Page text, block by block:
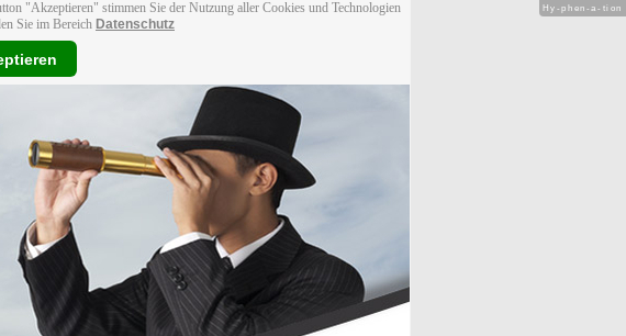
"Akzeptieren" stimmen Sie der Nutzung aller Cookies und Technologien
Sie im Bereich Datenschutz
Hy-phen-a-tion